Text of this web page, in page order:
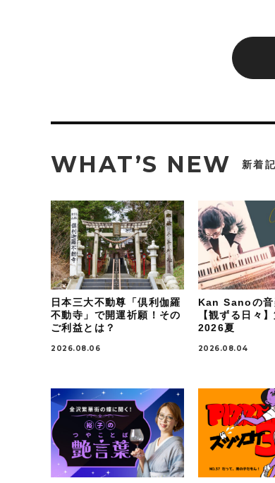
WHAT’S NEW 新着
日本三大不動尊「倶利伽羅
不動寺」で開運祈願！その
ご利益とは？
2026.08.06
Kan Sanoの音
【観ずる日々
2026夏
2026.08.04